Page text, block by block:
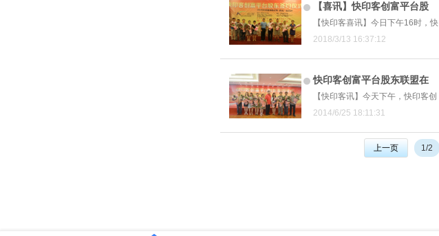
【喜讯】快印客创富平台股
【快印客喜讯】今日下午16时，快
2018/3/13 16:37:12
快印客创富平台股东联盟在
【快印客讯】今天下午，快印客创
2014/6/25 18:11:31
上一页 1/2